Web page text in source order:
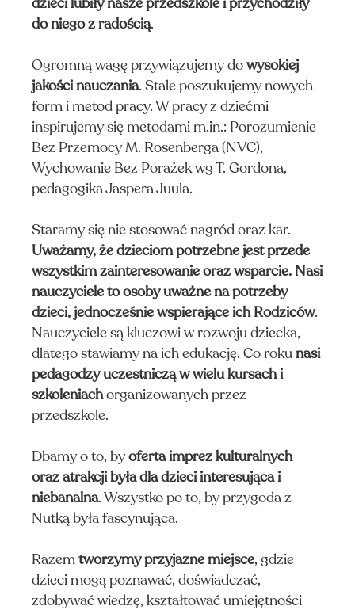
dzieci lubiły nasze przedszkole i przychodziły
do niego z radością.
Ogromną wagę przywiązujemy dowysokiej
jakości nauczania. Stale poszukujemy nowych
form i metod pracy. W pracy z dziećmi
inspirujemy się metodami m.in.: Porozumienie
Bez Przemocy M. Rosenberga (NVC),
Wychowanie Bez Porażek wg T. Gordona,
pedagogika Jaspera Juula.
Staramy się nie stosować nagród oraz kar.
Uważamy, że dzieciom potrzebne jest przede
wszystkim zainteresowanie oraz wsparcie. Nasi
nauczyciele to osoby uważne na potrzeby
dzieci, jednocześnie wspierające ich Rodziców.
Nauczyciele są kluczowi w rozwoju dziecka,
dlatego stawiamy na ich edukację. Co rokunasi
pedagodzy uczestniczą w wielu kursach i
szkoleniachorganizowanych przez
przedszkole.
Dbamy o to, byoferta imprez kulturalnych
oraz atrakcji była dla dzieci interesująca i
niebanalna. Wszystko po to, by przygoda z
Nutką była fascynująca.
Razemtworzymy przyjazne miejsce, gdzie
dzieci mogą poznawać, doświadczać,
zdobywać wiedzę, kształtować umiejętności